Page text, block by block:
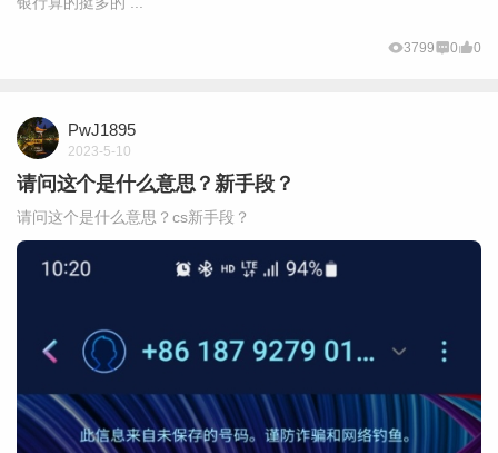
3799 0 0
PwJ1895
2023-5-10
请问这个是什么意思？新手段？
请问这个是什么意思？cs新手段？